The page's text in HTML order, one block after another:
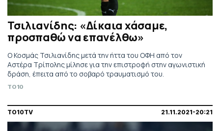
Τσιλιανίδης: «Δίκαια χάσαμε,
προσπαθώ να επανέλθω»
Ο Κοσμάς Τσιλιανίδης μετά την ήττα του ΟΦΗ από τον
Αστέρα Τρίπολης μίλησε για την επιστροφή στην αγωνιστική
δράση, έπειτα από το σοβαρό τραυματισμό του.
TO10
TO10TV 21.11.2021-20:21